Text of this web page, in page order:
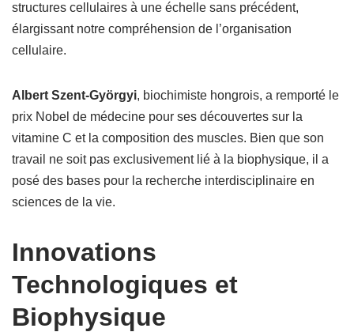
structures cellulaires à une échelle sans précédent,
élargissant notre compréhension de l’organisation
cellulaire.
Albert Szent-Györgyi, biochimiste hongrois, a remporté le
prix Nobel de médecine pour ses découvertes sur la
vitamine C et la composition des muscles. Bien que son
travail ne soit pas exclusivement lié à la biophysique, il a
posé des bases pour la recherche interdisciplinaire en
sciences de la vie.
Innovations
Technologiques et
Biophysique